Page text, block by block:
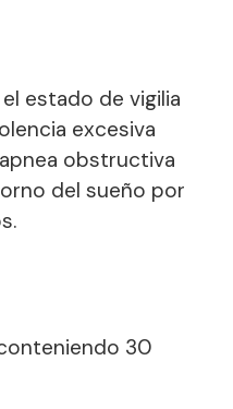
estado de vigilia
excesiva
obstructiva
del sueño por
30